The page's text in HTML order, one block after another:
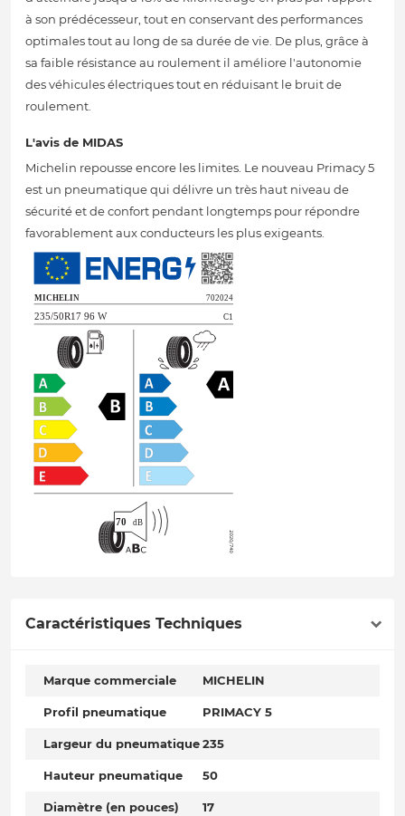
à son prédécesseur, tout en conservant des performances
optimales tout au long de sa durée de vie. De plus, grâce à
sa faible résistance au roulement il améliore l'autonomie
des véhicules électriques tout en réduisant le bruit de
roulement.
L'avis de MIDAS
Michelin repousse encore les limites. Le nouveau Primacy 5
est un pneumatique qui délivre un très haut niveau de
sécurité et de confort pendant longtemps pour répondre
favorablement aux conducteurs les plus exigeants.
Caractéristiques Techniques
Marque commerciale MICHELIN
Profil pneumatique PRIMACY 5
Largeur du pneumatique235
Hauteur pneumatique 50
Diamètre (en pouces) 17